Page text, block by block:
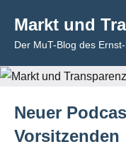
Inhalt
springen
Markt und
Der MuT-Blog des
Neuer
Vorsitzenden